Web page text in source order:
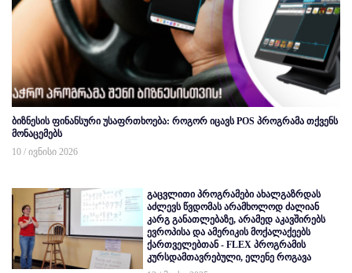
ბიზნესის ფინანსური უსაფრთხოება: როგორ იცავს POS პროგრამა თქვენს
მონაცემებს
10 / ივნისი 2026
გაცვლითი პროგრამები ახალგაზრდას
აძლევს წვდომას არამხოლოდ ძალიან
კარგ განათლებაზე, არამედ აკავშირებს
ევროპისა და ამერიკის მოქალაქეებს
ქართველებთან - FLEX პროგრამის
კურსდამთავრებული, ელენე როგავა